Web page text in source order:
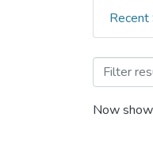
Recent
Now